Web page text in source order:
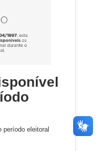
período eleitoral